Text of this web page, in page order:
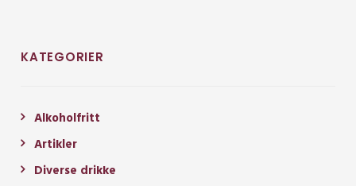
KATEGORIER
Alkoholfritt
Artikler
Diverse drikke